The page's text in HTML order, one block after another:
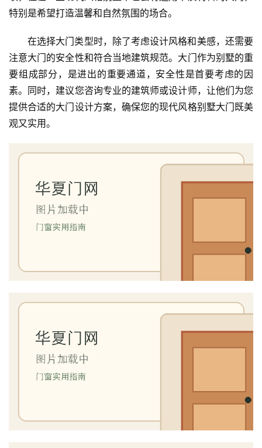
特别是希望打造温馨和自然氛围的场合。
在选择大门类型时，除了考虑设计风格和美感，还需要
注意大门的安全性和符合当地建筑规范。大门作为别墅的重
要组成部分，是进出的重要通道，安全性是首要考虑的因
素。同时，建议您咨询专业的建筑师或设计师，让他们为您
提供合适的大门设计方案，确保您的现代风格别墅大门既美
观又实用。